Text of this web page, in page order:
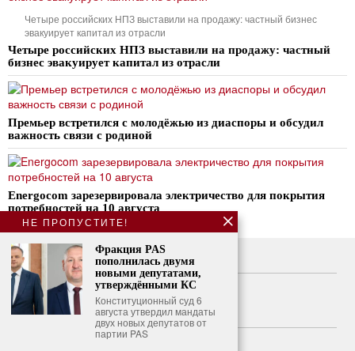
Четыре российских НПЗ выставили на продажу: частный бизнес
эвакуирует капитал из отрасли
Четыре российских НПЗ выставили на продажу: частный
бизнес эвакуирует капитал из отрасли
Премьер встретился с молодёжью из диаспоры и обсудил
важность связи с родиной
Energocom зарезервировала электричество для покрытия
потребностей на 10 августа
О нас
Свяжитесь с нами
Политика конфиденциальности
Политика использования файлов cookie
НЕ ПРОПУСТИТЕ!
Фракция PAS
пополнилась двумя
новыми депутатами,
утверждёнными КС
Конституционный суд 6
августа утвердил мандаты
двух новых депутатов от
партии PAS